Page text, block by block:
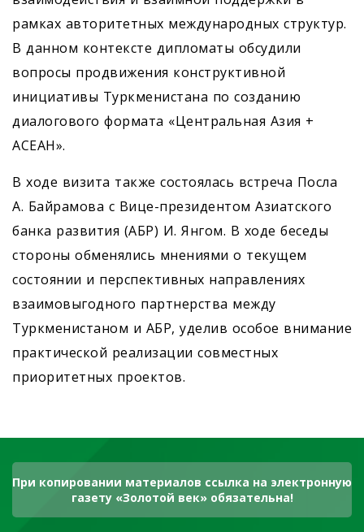
рамках авторитетных международных структур.
В данном контексте дипломаты обсудили
вопросы продвижения конструктивной
инициативы Туркменистана по созданию
диалогового формата «Центральная Азия +
АСЕАН».
В ходе визита также состоялась встреча Посла
А. Байрамова с Вице-президентом Азиатского
банка развития (АБР) И. Янгом. В ходе беседы
стороны обменялись мнениями о текущем
состоянии и перспективных направлениях
взаимовыгодного партнерства между
Туркменистаном и АБР, уделив особое внимание
практической реализации совместных
приоритетных проектов.
При копировании материалов ссылка на электронную
газету «Золотой век» обязательна!